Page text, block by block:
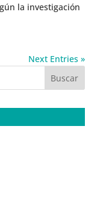
la investigación
Next Entries »